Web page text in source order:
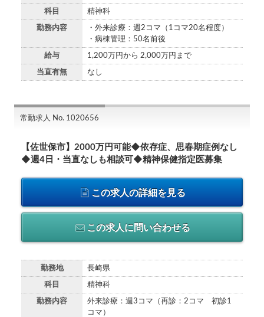
科目 精神科
勤務内容
・外来診療：週2コマ（1コマ20名程度）
・病棟管理：50名前後
給与 1,200万円から 2,000万円まで
当直有無 なし
常勤求人 No. 1020656
【佐世保市】2000万円可能◆依存症、思春期症例なし
◆週4日・当直なしも相談可◆精神保健指定医募集
この求人の詳細を見る
この求人に問い合わせる
勤務地 長崎県
科目 精神科
勤務内容
外来診療：週3コマ（再診：2コマ 初診1
コマ）